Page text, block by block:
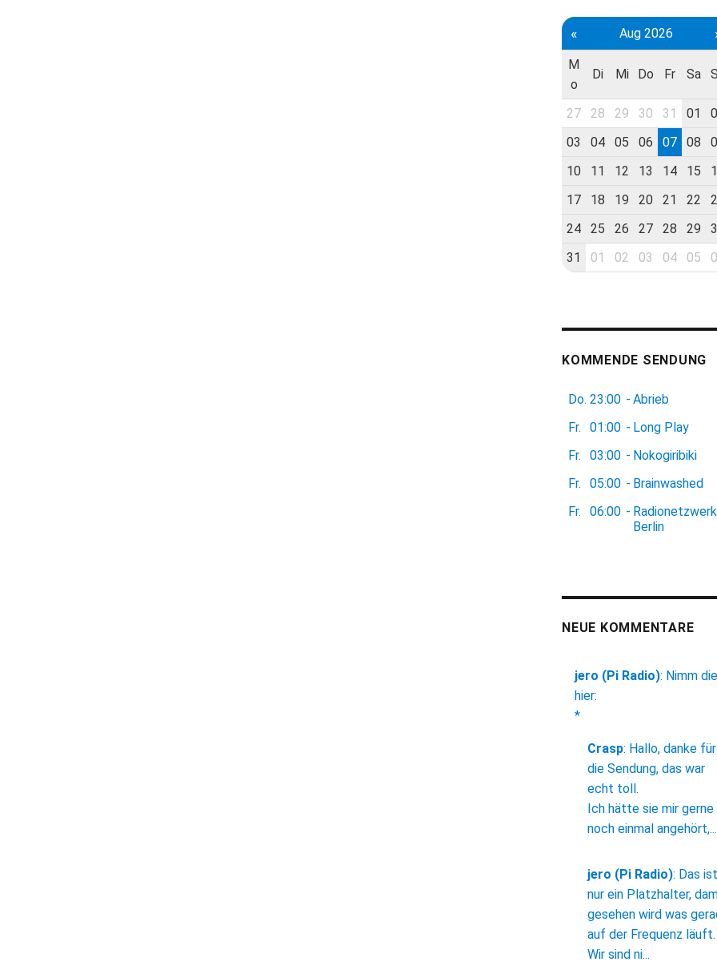
« Aug 2026
M
o
Di Mi Do Fr Sa
27 28 29 30 31 01
03
04 05 06 07 08
10
11 12 13 14 15
17
18 19 20 21 22
24
25 26 27 28 29
31
01 02 03 04 05
KOMMENDE SENDUNG
Do. 23:00 - Abrieb
Fr.
01:00 - Long Play
Fr.
03:00 - Nokogiribiki
Fr.
05:00 - Brainwashed
Fr.
06:00 - Radionetzwerk
Berlin
NEUE KOMMENTARE
jero (Pi Radio): Nimm die
hier:
*
Crasp: Hallo, danke für
die Sendung, das war
echt toll.
Ich hätte sie mir gerne
noch einmal angehört,...
jero (Pi Radio): Das ist
nur ein Platzhalter,
gesehen wird was
auf der Frequenz läuft.
Wir sind ni...